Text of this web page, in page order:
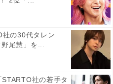
があって、冬などは特に鍋
にすき焼きが美味しかった
ニューが豊富で味付けも無
足できるお店だからです。
気に入りです（50代女性／
寄せられました。
社の30代タレン
尾慧」を...
社の若手タ